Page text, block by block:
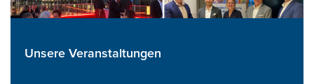
Unsere Veranstaltungen